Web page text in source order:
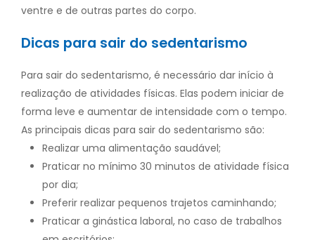
ventre e de outras partes do corpo.
Dicas para sair do sedentarismo
Para sair do sedentarismo, é necessário dar início à
realização de atividades físicas. Elas podem iniciar de
forma leve e aumentar de intensidade com o tempo.
As principais dicas para sair do sedentarismo são:
Realizar uma alimentação saudável;
Praticar no mínimo 30 minutos de atividade física
por dia;
Preferir realizar pequenos trajetos caminhando;
Praticar a ginástica laboral, no caso de trabalhos